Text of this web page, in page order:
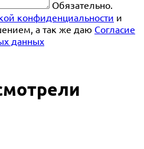
Обязательно.
конфиденциальности и
а так же даю Согласие
данных